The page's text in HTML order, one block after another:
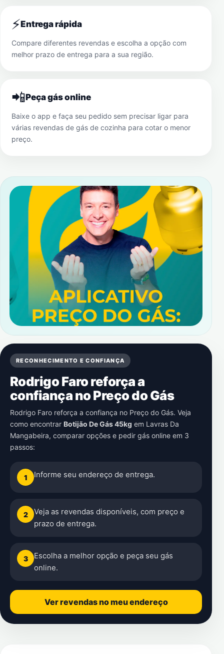
⚡Entrega rápida
Compare diferentes revendas e escolha a opção com
melhor prazo de entrega para a sua região.
📲Peça gás online
Baixe o app e faça seu pedido sem precisar ligar para
várias revendas de gás de cozinha para cotar o menor
preço.
RECONHECIMENTO E CONFIANÇA
Rodrigo Faro reforça a
confiança no Preço do Gás
Rodrigo Faro reforça a confiança no Preço do Gás. Veja
como encontrar Botijão De Gás 45kg em Lavras Da
Mangabeira, comparar opções e pedir gás online em 3
passos:
1 Informe seu endereço de entrega.
2
Veja as revendas disponíveis, com preço e
prazo de entrega.
3
Escolha a melhor opção e peça seu gás
online.
Ver revendas no meu endereço